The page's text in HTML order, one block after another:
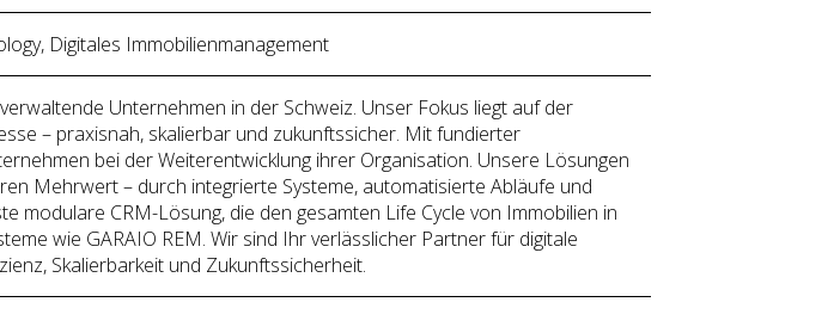
Digitales Immobilienmanagement
Unternehmen in der Schweiz. Unser Fokus liegt auf der
– praxisnah, skalierbar und zukunftssicher. Mit fundierter
bei der Weiterentwicklung ihrer Organisation. Unsere Lösungen
Mehrwert – durch integrierte Systeme, automatisierte Abläufe und
CRM-Lösung, die den gesamten Life Cycle von Immobilien in
wie GARAIO REM. Wir sind Ihr verlässlicher Partner für digitale
Skalierbarkeit und Zukunftssicherheit.